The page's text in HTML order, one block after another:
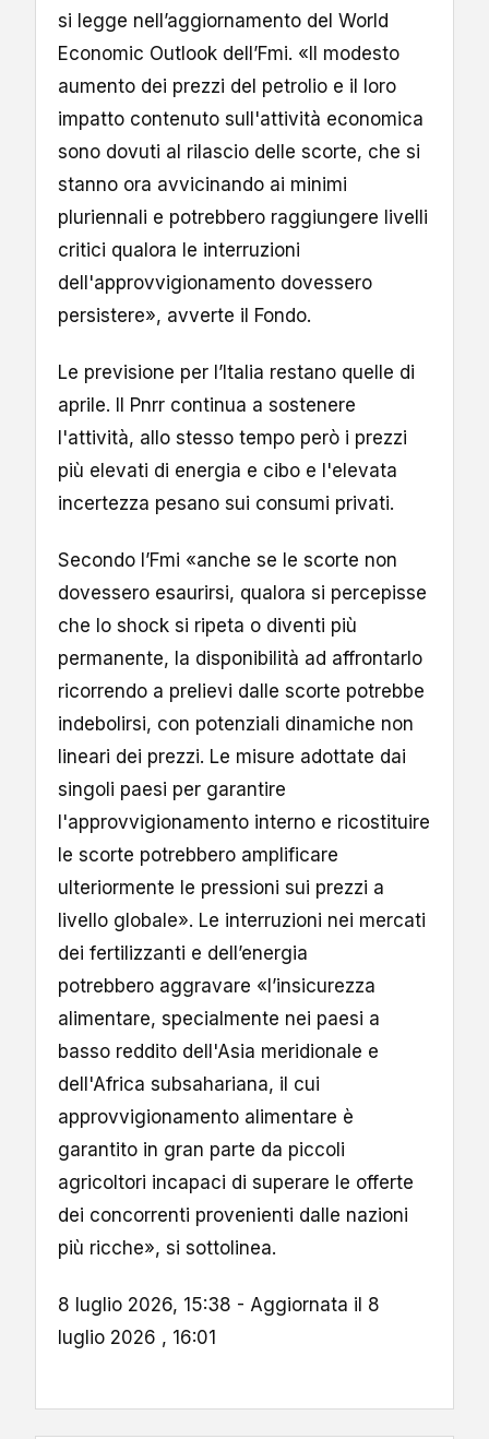
si legge nell’aggiornamento del World
Economic Outlook dell’Fmi. «Il modesto
aumento dei prezzi del petrolio e il loro
impatto contenuto sull'attività economica
sono dovuti al rilascio delle scorte, che si
stanno ora avvicinando ai minimi
pluriennali e potrebbero raggiungere livelli
critici qualora le interruzioni
dell'approvvigionamento dovessero
persistere», avverte il Fondo.
Le previsione per l’Italia restano quelle di
aprile. Il Pnrr continua a sostenere
l'attività, allo stesso tempo però i prezzi
più elevati di energia e cibo e l'elevata
incertezza pesano sui consumi privati.
Secondo l’Fmi «anche se le scorte non
dovessero esaurirsi, qualora si percepisse
che lo shock si ripeta o diventi più
permanente, la disponibilità ad affrontarlo
ricorrendo a prelievi dalle scorte potrebbe
indebolirsi, con potenziali dinamiche non
lineari dei prezzi. Le misure adottate dai
singoli paesi per garantire
l'approvvigionamento interno e ricostituire
le scorte potrebbero amplificare
ulteriormente le pressioni sui prezzi a
livello globale». Le interruzioni nei mercati
dei fertilizzanti e dell’energia
potrebbero aggravare «l’insicurezza
alimentare, specialmente nei paesi a
basso reddito dell'Asia meridionale e
dell'Africa subsahariana, il cui
approvvigionamento alimentare è
garantito in gran parte da piccoli
agricoltori incapaci di superare le offerte
dei concorrenti provenienti dalle nazioni
più ricche», si sottolinea.
8 luglio 2026, 15:38 - Aggiornata il 8
luglio 2026 , 16:01